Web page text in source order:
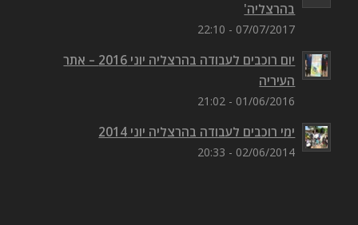
בהרצליה'
07/07/2017 - 22:10
יום רוכבים לעבודה בהרצליה יוני 2016 – אתר
העיריה
01/06/2016 - 21:02
ימי רוכבים לעבודה בהרצליה יוני 2014
02/06/2014 - 20:33